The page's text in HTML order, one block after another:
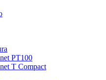
PT100
T Compact